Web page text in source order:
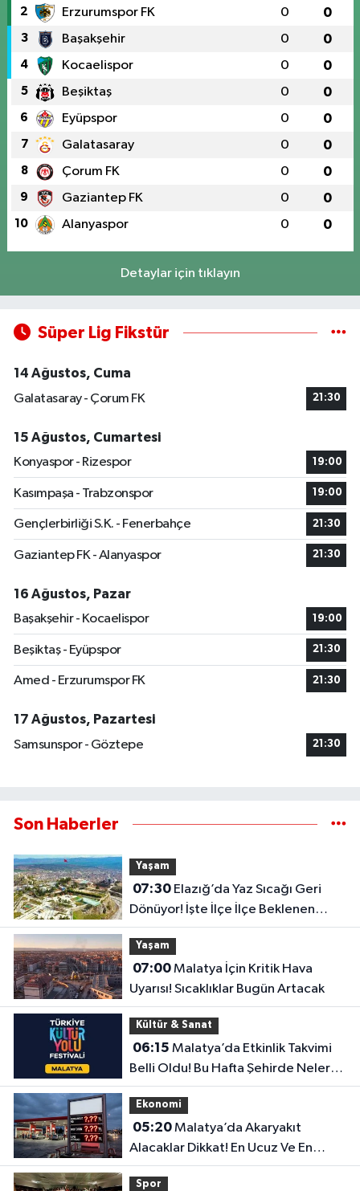
2 Erzurumspor FK 0 0
3 Başakşehir 0 0
4 Kocaelispor 0 0
5 Beşiktaş 0 0
6 Eyüpspor 0 0
7 Galatasaray 0 0
8 Çorum FK 0 0
9 Gaziantep FK 0 0
10 Alanyaspor 0 0
Detaylar için tıklayın
Süper Lig Fikstür
14 Ağustos, Cuma
Galatasaray - Çorum FK
21:30
15 Ağustos, Cumartesi
Konyaspor - Rizespor
19:00
Kasımpaşa - Trabzonspor 19:00
Gençlerbirliği S.K. - Fenerbahçe 21:30
Gaziantep FK - Alanyaspor 21:30
16 Ağustos, Pazar
Başakşehir - Kocaelispor
19:00
Beşiktaş - Eyüpspor 21:30
Amed - Erzurumspor FK 21:30
17 Ağustos, Pazartesi
Samsunspor - Göztepe
21:30
Son Haberler
Yaşam
07:30Elazığ’da Yaz Sıcağı Geri
Dönüyor! İşte İlçe İlçe Beklenen
Sıcaklıklar
Yaşam
07:00Malatya İçin Kritik Hava
Uyarısı! Sıcaklıklar Bugün Artacak
Kültür & Sanat
06:15
Belli Oldu! Bu Hafta Şehirde Neler
Olacak?
Ekonomi
05:20Malatya’da Akaryakıt
Alacaklar Dikkat! En Ucuz Ve En
Pahalı İlçe Belli Oldu
Spor